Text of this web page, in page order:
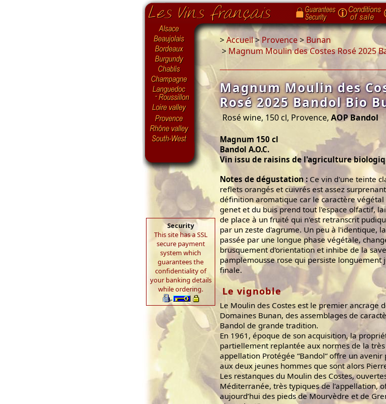
Security
This site has a SSL
secure payment
system which
guarantees the
confidentiality of
your banking details
while ordering.
>Accueil>Provence> Bunan
> Magnum Moulin des Costes Rosé 2025
Magnum Moulin des
Rosé 2025 Bandol Bio
Rosé wine, 150 cl, Provence, AOP Bandol
Magnum 150 cl
Bandol A.O.C.
Vin issu de raisins de l'agriculture
Notes de dégustation : Ce vin d'une teinte
reflets orangés et cuivrés est assez
définition aromatique car le caractère végétal
genet et du buis prend tout l'espace olfactif,
de place à un fruité qui n'est retranscrit
par un zeste d'agrume. Un peu à l'identique,
passée par une longue phase végétale,
brusquement d'orientation et inhibe de la
pamplemousse rose qui persiste longuement
finale.
Le vignoble
Le Moulin des Costes est le premier ancrage
Domaines Bunan, des assemblages de
Bandol de grande tradition.
En 1961, époque de son acquisition, la
partiellement replantée aux normes de la
appellation Protégée “Bandol“ offre un
aux deux jeunes hommes que sont alors
Les restanques du Moulin des Costes,
Méditerranée, très typiques de l’appellation,
aujourd’hui des pieds de Mourvèdre et de